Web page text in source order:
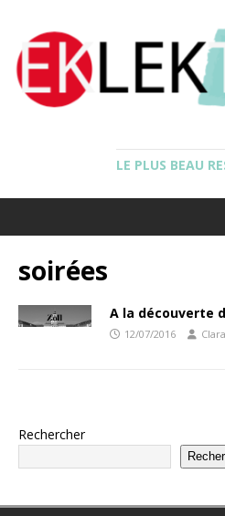
LE PLUS BEAU
soirées
A la découverte
12/07/2016
Rechercher